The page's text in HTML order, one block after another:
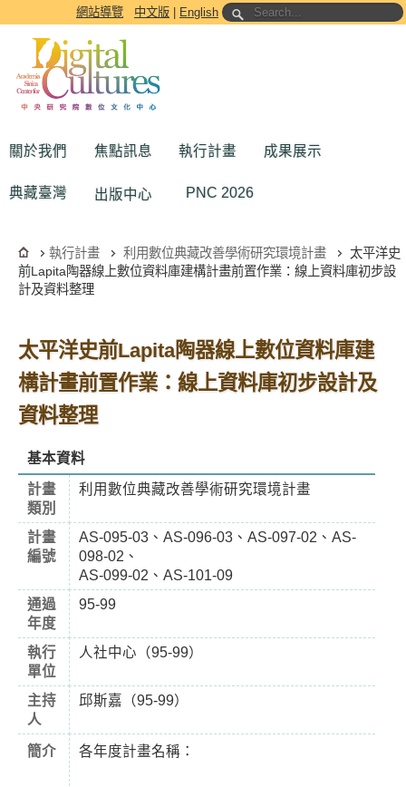
跳到主要內容區塊網站導覽 中文版 English
關於我們 焦點訊息 執行計畫 成果展示
典藏臺灣 出版中心 PNC 2026
執行計畫 利用數位典藏改善學術研究環境計畫
太平洋史
前Lapita陶器線上數位資料庫建構計畫前置作業：線上資料庫初步設
計及資料整理
太平洋史前Lapita陶器線上數位資料庫建
構計畫前置作業：線上資料庫初步設計及
資料整理
基本資料
計畫
類別
利用數位典藏改善學術研究環境計畫
計畫
編號
AS-095-03、AS-096-03、AS-097-02、AS-
098-02、
AS-099-02、AS-101-09
通過
年度
95-99
執行
單位
人社中心（95-99）
主持
人
邱斯嘉（95-99）
簡介 各年度計畫名稱：